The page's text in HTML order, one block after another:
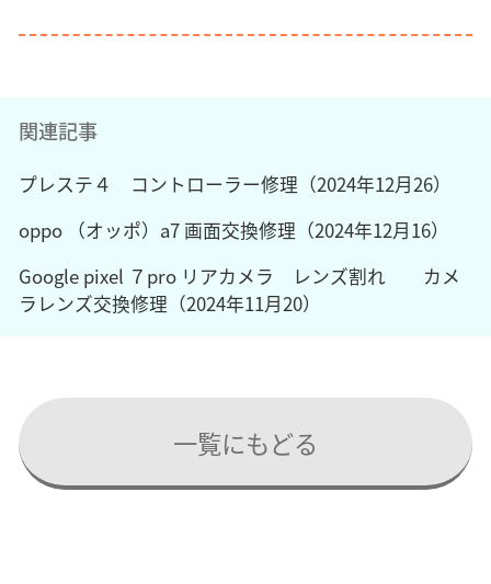
関連記事
プレステ４ コントローラー修理（2024年12月26）
oppo （オッポ）a7 画面交換修理（2024年12月16）
Google pixel ７pro リアカメラ レンズ割れ カメ
ラレンズ交換修理（2024年11月20）
一覧にもどる